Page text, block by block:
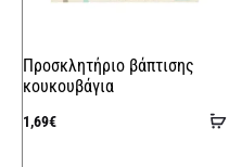
Προσκλητήριο βάπτισης
κουκουβάγια
1,69€